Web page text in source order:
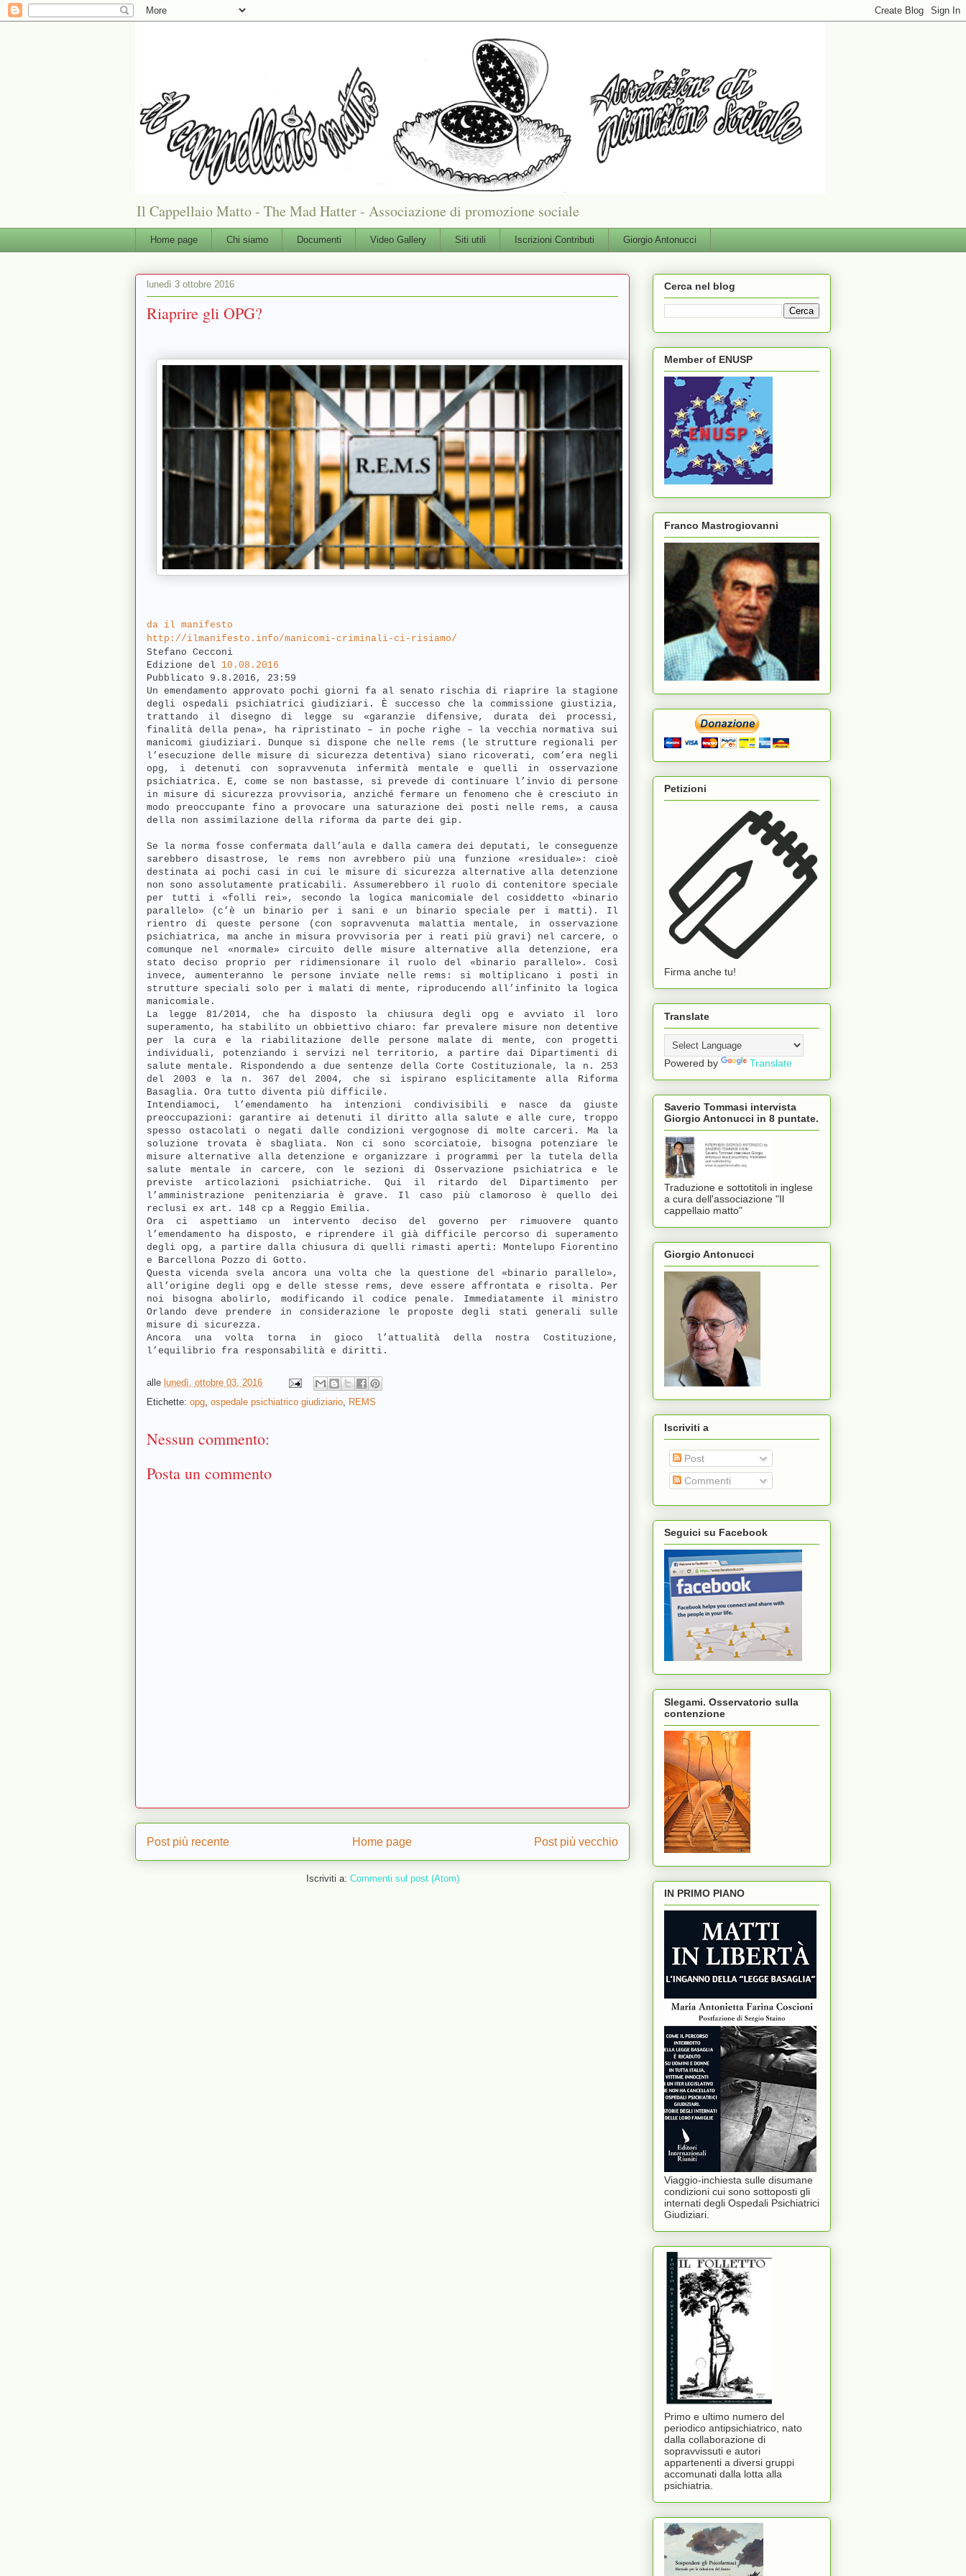
Il Cappellaio Matto - The Mad Hatter - Associazione di promozione sociale
Home page Chi siamo Documenti Video Gallery Siti utili Iscrizioni Contributi Giorgio Antonucci
lunedì 3 ottobre 2016
Riaprire gli OPG?
da il manifesto
http://ilmanifesto.info/manicomi-criminali-ci-risiamo/
Stefano Cecconi
Edizione del
10.08.2016
Pubblicato
9.8.2016, 23:59
Un emendamento approvato pochi giorni fa al senato rischia di riaprire la stagione
degli ospedali psichiatrici giudiziari. È successo che la commissione giustizia,
trattando il disegno di legge su «garanzie difensive, durata dei processi,
finalità della pena», ha ripristinato – in poche righe – la vecchia normativa sui
manicomi giudiziari. Dunque si dispone che nelle rems (le strutture regionali per
l’esecuzione delle misure di sicurezza detentiva) siano ricoverati, com’era negli
opg, i detenuti con sopravvenuta infermità mentale e quelli in osservazione
psichiatrica. E, come se non bastasse, si prevede di continuare l’invio di persone
in misure di sicurezza provvisoria, anziché fermare un fenomeno che è cresciuto in
modo preoccupante fino a provocare una saturazione dei posti nelle rems, a causa
della non assimilazione della riforma da parte dei gip.
Se la norma fosse confermata dall’aula e dalla camera dei deputati, le conseguenze
sarebbero disastrose, le rems non avrebbero più una funzione «residuale»: cioè
destinata ai pochi casi in cui le misure di sicurezza alternative alla detenzione
non sono assolutamente praticabili. Assumerebbero il ruolo di contenitore speciale
per tutti i «folli rei», secondo la logica manicomiale del cosiddetto «binario
parallelo» (c’è un binario per i sani e un binario speciale per i matti). Il
rientro di queste persone (con sopravvenuta malattia mentale, in osservazione
psichiatrica, ma anche in misura provvisoria per i reati più gravi) nel carcere, o
comunque nel «normale» circuito delle misure alternative alla detenzione, era
stato deciso proprio per ridimensionare il ruolo del «binario parallelo». Così
invece, aumenteranno le persone inviate nelle rems: si moltiplicano i posti in
strutture speciali solo per i malati di mente, riproducendo all’infinito la logica
manicomiale.
La legge 81/2014, che ha disposto la chiusura degli opg e avviato il loro
superamento, ha stabilito un obbiettivo chiaro: far prevalere misure non detentive
per la cura e la riabilitazione delle persone malate di mente, con progetti
individuali, potenziando i servizi nel territorio, a partire dai Dipartimenti di
salute mentale. Rispondendo a due sentenze della Corte Costituzionale, la n. 253
del 2003 e la n. 367 del 2004, che si ispirano esplicitamente alla Riforma
Basaglia. Ora tutto diventa più difficile.
Intendiamoci, l’emendamento ha intenzioni condivisibili e nasce da giuste
preoccupazioni: garantire ai detenuti il diritto alla salute e alle cure, troppo
spesso ostacolati o negati dalle condizioni vergognose di molte carceri. Ma la
soluzione trovata è sbagliata. Non ci sono scorciatoie, bisogna potenziare le
misure alternative alla detenzione e organizzare i programmi per la tutela della
salute mentale in carcere, con le sezioni di Osservazione psichiatrica e le
previste articolazioni psichiatriche. Qui il ritardo del Dipartimento per
l’amministrazione penitenziaria è grave. Il caso più clamoroso è quello dei
reclusi ex art. 148 cp a Reggio Emilia.
Ora ci aspettiamo un intervento deciso del governo per rimuovere quanto
l’emendamento ha disposto, e riprendere il già difficile percorso di superamento
degli opg, a partire dalla chiusura di quelli rimasti aperti: Montelupo Fiorentino
e Barcellona Pozzo di Gotto.
Questa vicenda svela ancora una volta che la questione del «binario parallelo»,
all’origine degli opg e delle stesse rems, deve essere affrontata e risolta. Per
noi bisogna abolirlo, modificando il codice penale. Immediatamente il ministro
Orlando deve prendere in considerazione le proposte degli stati generali sulle
misure di sicurezza.
Ancora una volta torna in gioco l’attualità della nostra Costituzione,
l’equilibrio fra responsabilità e diritti.
alle lunedì, ottobre 03, 2016
Etichette: opg ospedale psichiatrico giudiziario REMS
Nessun commento:
Posta un commento
Post più recente Post più vecchio
Home page
Iscriviti a: Commenti sul post (Atom)
Cerca nel blog
Member of ENUSP
Franco Mastrogiovanni
Petizioni
Firma anche tu!
Translate
Powered by Translate
Saverio Tommasi intervista
Giorgio Antonucci in 8 puntate.
Traduzione e sottotitoli in inglese
a cura dell'associazione "Il
cappellaio matto"
Giorgio Antonucci
Iscriviti a
Post
Commenti
Seguici su Facebook
Slegami. Osservatorio sulla
contenzione
IN PRIMO PIANO
Viaggio-inchiesta sulle disumane
condizioni cui sono sottoposti gli
internati degli Ospedali Psichiatrici
Giudiziari.
Primo e ultimo numero del
periodico antipsichiatrico, nato
dalla collaborazione di
sopravvissuti e autori
appartenenti a diversi gruppi
accomunati dalla lotta alla
psichiatria.